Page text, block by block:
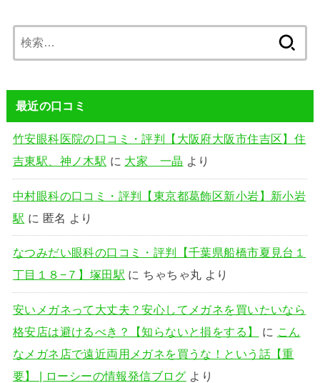
索:
最近の口コミ
竹安眼科医院の口コミ・評判【大阪府大阪市住吉区】住
吉東駅、神ノ木駅 に 大家 一晶 より
中村眼科の口コミ・評判【東京都葛飾区新小岩】新小岩
駅 に 匿名 より
なつみだい眼科の口コミ・評判【千葉県船橋市夏見台１
丁目１８−７】塚田駅 に ちゃちゃ丸 より
安いメガネって大丈夫？安心してメガネを買いたいなら
格安店は避けるべき？【知らないと損をする】
に こん
なメガネ店で遠近両用メガネを買うな！という話【重
要】 | ローシーの情報発信ブログ より